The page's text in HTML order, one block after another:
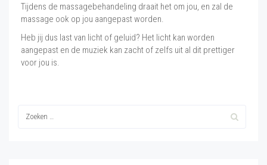
Tijdens de massagebehandeling draait het om jou, en zal de
massage ook op jou aangepast worden.
Heb jij dus last van licht of geluid? Het licht kan worden
aangepast en de muziek kan zacht of zelfs uit al dit prettiger
voor jou is.